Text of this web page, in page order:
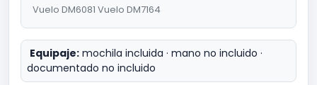
Vuelo DM6081 Vuelo DM7164
Equipaje: mochila incluida · mano no incluido ·
documentado no incluido